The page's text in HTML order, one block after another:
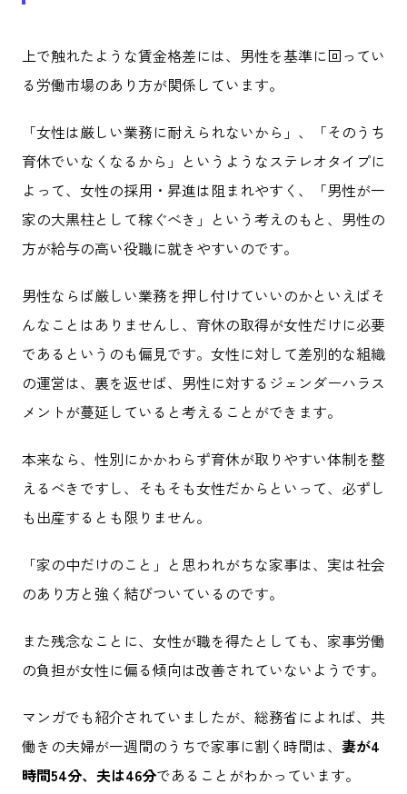
上で触れたような賃金格差には、男性を基準に回ってい
る労働市場のあり方が関係しています。
「女性は厳しい業務に耐えられないから」、「そのうち
育休でいなくなるから」というようなステレオタイプに
よって、女性の採用・昇進は阻まれやすく、「男性が一
家の大黒柱として稼ぐべき」という考えのもと、男性の
方が給与の高い役職に就きやすいのです。
男性ならば厳しい業務を押し付けていいのかといえばそ
んなことはありませんし、育休の取得が女性だけに必要
であるというのも偏見です。女性に対して差別的な組織
の運営は、裏を返せば、男性に対するジェンダーハラス
メントが蔓延していると考えることができます。
本来なら、性別にかかわらず育休が取りやすい体制を整
えるべきですし、そもそも女性だからといって、必ずし
も出産するとも限りません。
「家の中だけのこと」と思われがちな家事は、実は社会
のあり方と強く結びついているのです。
また残念なことに、女性が職を得たとしても、家事労働
の負担が女性に偏る傾向は改善されていないようです。
マンガでも紹介されていましたが、総務省によれば、共
働きの夫婦が一週間のうちで家事に割く時間は、 妻が4
時間54分、夫は46分であることがわかっています。